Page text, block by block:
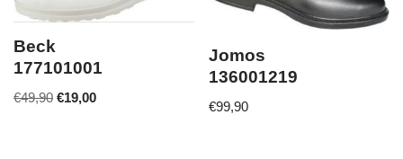
Beck
177101001
€49,90 €19,00
Jomos
136001219
€99,90